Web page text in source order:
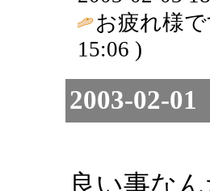
お疲れ様
15:06 )
2003-02-
良い事な